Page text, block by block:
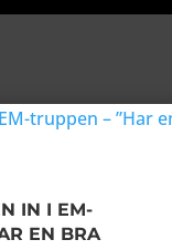
IN I EM-
EN BRA